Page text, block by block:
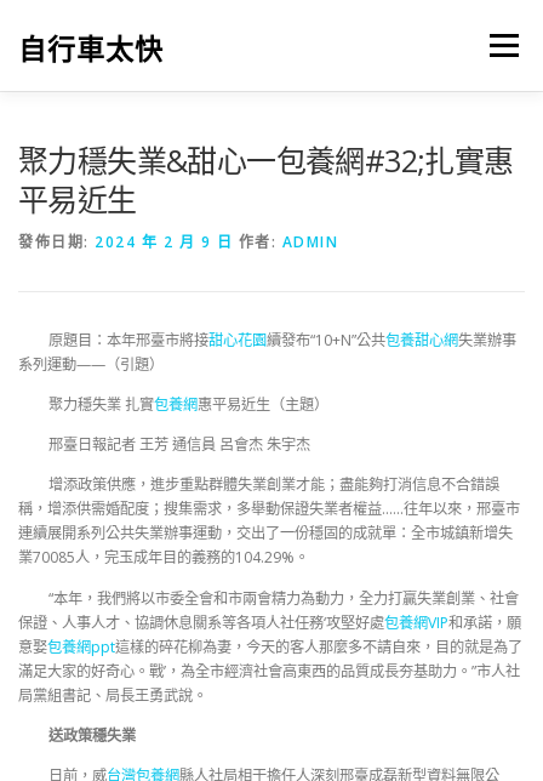
自行車太快 選單
聚力穩失業&甜心一包養網#32;扎實惠
平易近生
發佈日期: 2024 年 2 月 9 日 作者: ADMIN
原題目：本年邢臺市將接甜心花園續發布“10+N”公共包養甜心網失業辦事
系列運動——（引題）
聚力穩失業 扎實包養網惠平易近生（主題）
邢臺日報記者 王芳 通信員 呂會杰 朱宇杰
增添政策供應，進步重點群體失業創業才能；盡能夠打消信息不合錯誤
稱，增添供需婚配度；搜集需求，多舉動保證失業者權益……往年以來，邢臺市
連續展開系列公共失業辦事運動，交出了一份穩固的成就單：全市城鎮新增失
業70085人，完玉成年目的義務的104.29%。
“本年，我們將以市委全會和市兩會精力為動力，全力打贏失業創業、社會
保證、人事人才、協調休息關系等各項人社任務‘攻堅好處包養網VIP和承諾，願
意娶包養網ppt這樣的碎花柳為妻，今天的客人那麼多不請自來，目的就是為了
滿足大家的好奇心。戰’，為全市經濟社會高東西的品質成長夯基助力。”市人社
局黨組書記、局長王勇武說。
送政策穩失業
日前，威台灣包養網縣人社局相干擔任人深刻邢臺成磊新型資料無限公